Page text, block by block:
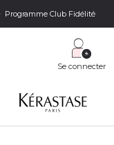
Programme Club Fidélité
Se connecter